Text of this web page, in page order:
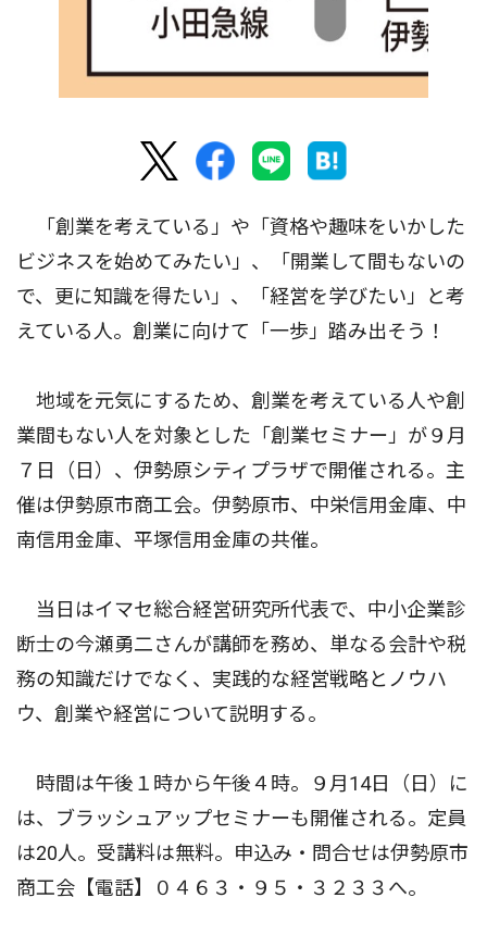
「創業を考えている」や「資格や趣味をいかした
ビジネスを始めてみたい」、「開業して間もないの
で、更に知識を得たい」、「経営を学びたい」と考
えている人。創業に向けて「一歩」踏み出そう！
地域を元気にするため、創業を考えている人や創
業間もない人を対象とした「創業セミナー」が９月
７日（日）、伊勢原シティプラザで開催される。主
催は伊勢原市商工会。伊勢原市、中栄信用金庫、中
南信用金庫、平塚信用金庫の共催。
当日はイマセ総合経営研究所代表で、中小企業診
断士の今瀬勇二さんが講師を務め、単なる会計や税
務の知識だけでなく、実践的な経営戦略とノウハ
ウ、創業や経営について説明する。
時間は午後１時から午後４時。９月14日（日）に
は、ブラッシュアップセミナーも開催される。定員
は20人。受講料は無料。申込み・問合せは伊勢原市
商工会【電話】０４６３・９５・３２３３へ。